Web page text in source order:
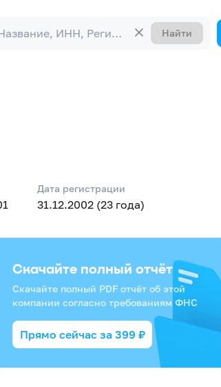
Найти
Дата регистрации
31.12.2002 (23 года)
Скачайте полный отчёт
Скачайте полный PDF отчёт об этой
компании согласно требованиям ФНС
Прямо сейчас за 399 ₽